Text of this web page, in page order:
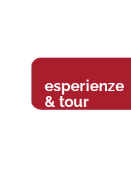
esperienze
& tour